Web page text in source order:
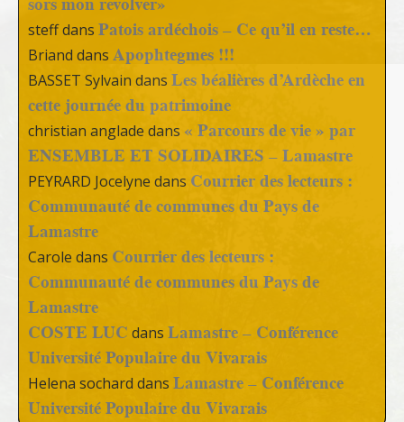
steffdans Patois ardéchois – Ce qu’il en reste…
Briand dans Apophtegmes !!!
BASSET Sylvain dans Les béalières d’Ardèche en
cette journée du patrimoine
christian anglade dans « Parcours de vie » par
ENSEMBLE ET SOLIDAIRES – Lamastre
PEYRARD Jocelyne dans Courrier des lecteurs :
Communauté de communes du Pays de
Lamastre
Carole dans Courrier des lecteurs :
Communauté de communes du Pays de
Lamastre
COSTE LUC dans Lamastre – Conférence
Université Populaire du Vivarais
Helena sochard dans Lamastre – Conférence
Université Populaire du Vivarais